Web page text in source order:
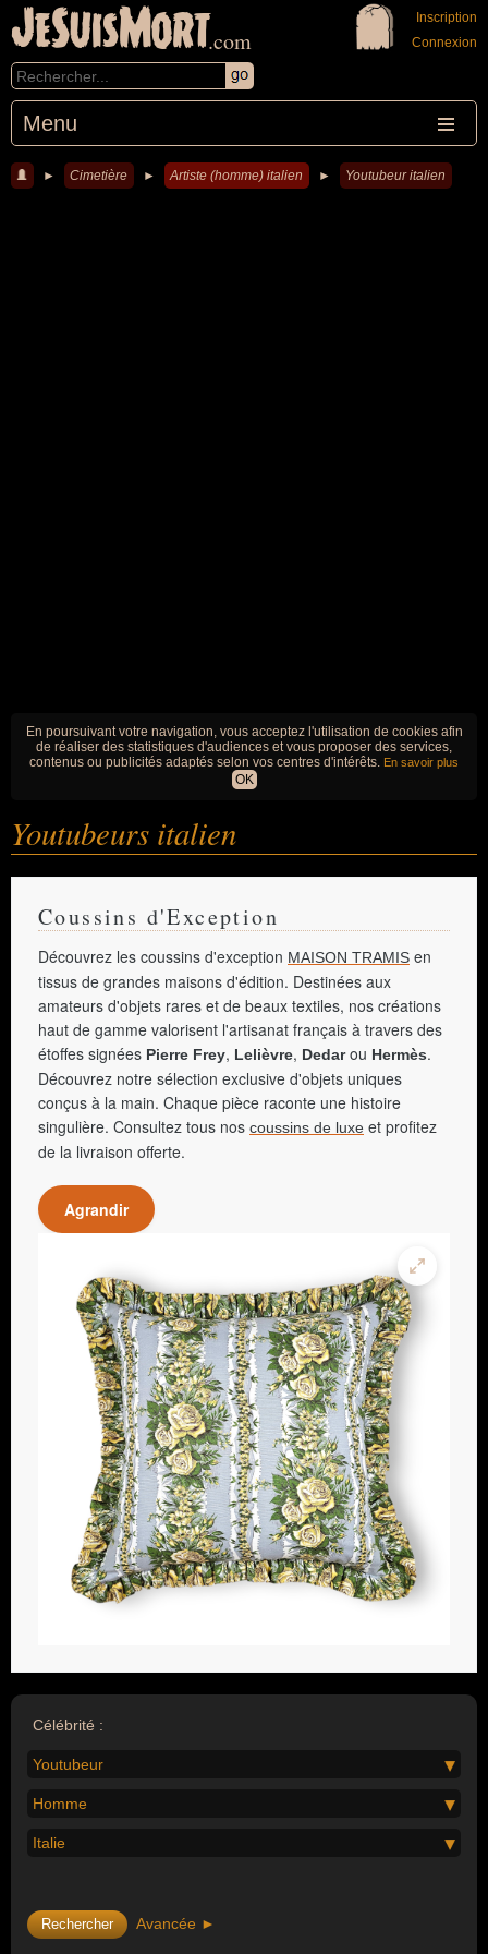
JeSuisMort.com
Menu
Inscription
Connexion
► Cimetière ► Artiste (homme) italien ► Youtubeur italien
En poursuivant votre navigation, vous acceptez l'utilisation de cookies afin
de réaliser des statistiques d'audiences et vous proposer des services,
contenus ou publicités adaptés selon vos centres d'intérêts. En savoir plus
OK
Youtubeurs italien
Coussins d'Exception
Découvrez les coussins d'exception MAISON TRAMIS en
tissus de grandes maisons d'édition. Destinées aux
amateurs d'objets rares et de beaux textiles, nos créations
haut de gamme valorisent l'artisanat français à travers des
étoffes signées Pierre Frey, Lelièvre, Dedarou Hermès.
Découvrez notre sélection exclusive d'objets uniques
conçus à la main. Chaque pièce raconte une histoire
singulière. Consultez tous nos coussins de luxe et profitez
de la livraison offerte.
Agrandir
Célébrité :
Youtubeur
Homme
Italie
Avancée ►